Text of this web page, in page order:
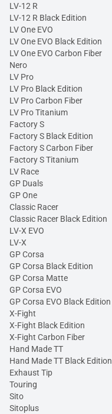
LV-12 R
LV-12 R Black Edition
LV One EVO
LV One EVO Black Edition
LV One EVO Carbon Fiber
Nero
LV Pro
LV Pro Black Edition
LV Pro Carbon Fiber
LV Pro Titanium
Factory S
Factory S Black Edition
Factory S Carbon Fiber
Factory S Titanium
LV Race
GP Duals
GP One
Classic Racer
Classic Racer Black Edition
LV-X EVO
LV-X
GP Corsa
GP Corsa Black Edition
GP Corsa Matte
GP Corsa EVO
GP Corsa EVO Black Edition
X-Fight
X-Fight Black Edition
X-Fight Carbon Fiber
Hand Made TT
Hand Made TT Black Edition
Exhaust Tip
Touring
Sito
Sitoplus